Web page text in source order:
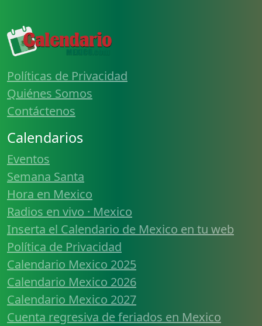
Políticas de Privacidad
Quiénes Somos
Contáctenos
Calendarios
Eventos
Semana Santa
Hora en Mexico
Radios en vivo · Mexico
Inserta el Calendario de Mexico en tu web
Política de Privacidad
Calendario Mexico 2025
Calendario Mexico 2026
Calendario Mexico 2027
Cuenta regresiva de feriados en Mexico